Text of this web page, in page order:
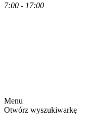
7:00 - 17:00
Menu
Otwórz wyszukiwarkę